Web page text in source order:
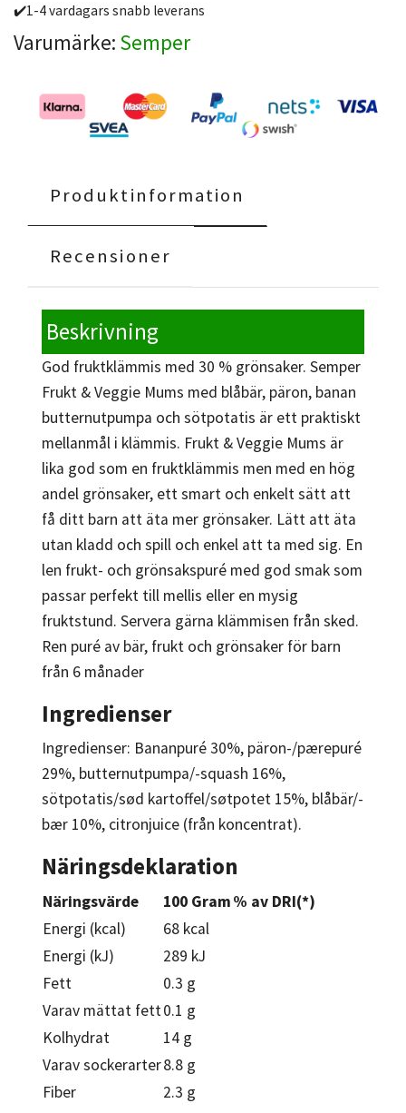
✔️1-4 vardagars snabb leverans
Varumärke: Semper
Produktinformation
Recensioner
Beskrivning
God fruktklämmis med 30 % grönsaker. Semper
Frukt & Veggie Mums med blåbär, päron, banan
butternutpumpa och sötpotatis är ett praktiskt
mellanmål i klämmis. Frukt & Veggie Mums är
lika god som en fruktklämmis men med en hög
andel grönsaker, ett smart och enkelt sätt att
få ditt barn att äta mer grönsaker. Lätt att äta
utan kladd och spill och enkel att ta med sig. En
len frukt- och grönsakspuré med god smak som
passar perfekt till mellis eller en mysig
fruktstund. Servera gärna klämmisen från sked.
Ren puré av bär, frukt och grönsaker för barn
från 6 månader
Ingredienser
Ingredienser: Bananpuré 30%, päron-/pærepuré
29%, butternutpumpa/-squash 16%,
sötpotatis/sød kartoffel/søtpotet 15%, blåbär/-
bær 10%, citronjuice (från koncentrat).
Näringsdeklaration
Näringsvärde 100 Gram% av DRI(*)
Energi (kcal)
68 kcal
Energi (kJ)
289 kJ
Fett
0.3 g
Varav mättat fett0.1 g
Kolhydrat
14 g
Varav sockerarter8.8 g
Fiber
2.3 g